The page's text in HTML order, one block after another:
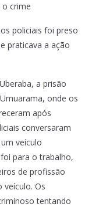
crime
policiais foi preso
praticava a ação
a prisão
onde os
após
conversaram
veículo
para o trabalho,
de profissão
Os
tentando